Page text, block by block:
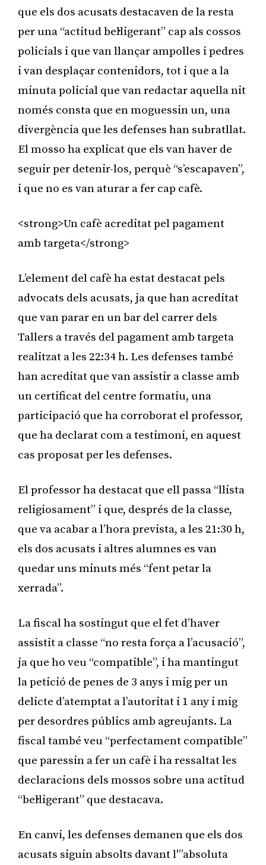
que els dos acusats destacaven de la resta
per una “actitud bel·ligerant” cap als cossos
policials i que van llançar ampolles i pedres
i van desplaçar contenidors, tot i que a la
minuta policial que van redactar aquella nit
només consta que en moguessin un, una
divergència que les defenses han subratllat.
El mosso ha explicat que els van haver de
seguir per detenir-los, perquè “s’escapaven”,
i que no es van aturar a fer cap cafè.
<strong>Un cafè acreditat pel pagament
amb targeta</strong>
L’element del cafè ha estat destacat pels
advocats dels acusats, ja que han acreditat
que van parar en un bar del carrer dels
Tallers a través del pagament amb targeta
realitzat a les 22:34 h. Les defenses també
han acreditat que van assistir a classe amb
un certificat del centre formatiu, una
participació que ha corroborat el professor,
que ha declarat com a testimoni, en aquest
cas proposat per les defenses.
El professor ha destacat que ell passa “llista
religiosament” i que, després de la classe,
que va acabar a l’hora prevista, a les 21:30 h,
els dos acusats i altres alumnes es van
quedar uns minuts més “fent petar la
xerrada”.
La fiscal ha sostingut que el fet d’haver
assistit a classe “no resta força a l’acusació”,
ja que ho veu “compatible”, i ha mantingut
la petició de penes de 3 anys i mig per un
delicte d’atemptat a l’autoritat i 1 any i mig
per desordres públics amb agreujants. La
fiscal també veu “perfectament compatible”
que paressin a fer un cafè i ha ressaltat les
declaracions dels mossos sobre una actitud
“bel·ligerant” que destacava.
En canvi, les defenses demanen que els dos
acusats siguin absolts davant l'”absoluta